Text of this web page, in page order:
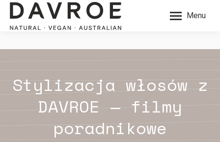
Menu
Stylizacja włosów z
DAVROE — filmy
poradnikowe